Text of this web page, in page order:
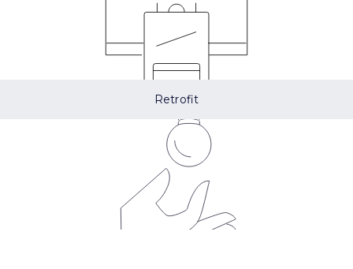
Retrofit